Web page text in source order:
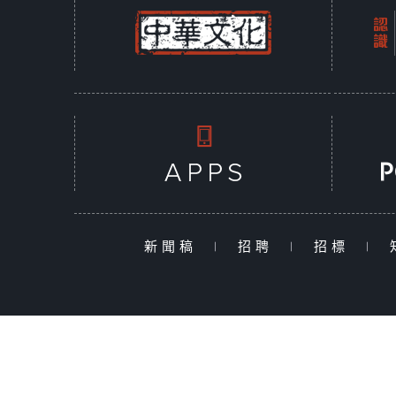
新聞稿 | 招聘 | 招標 |